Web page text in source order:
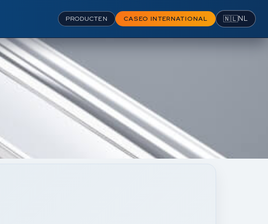
PRODUCTEN CASEO INTERNATIONAL 🇳🇱NL